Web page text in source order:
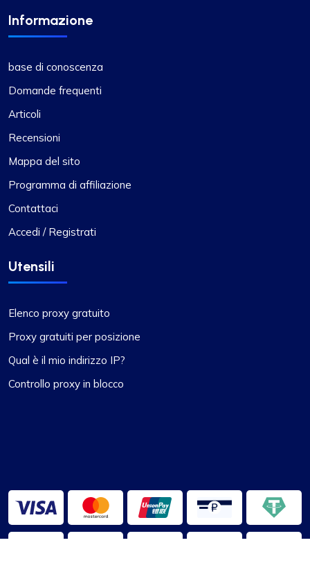
Informazione
base di conoscenza
Domande frequenti
Articoli
Recensioni
Mappa del sito
Programma di affiliazione
Contattaci
Accedi / Registrati
Utensili
Elenco proxy gratuito
Proxy gratuiti per posizione
Qual è il mio indirizzo IP?
Controllo proxy in blocco